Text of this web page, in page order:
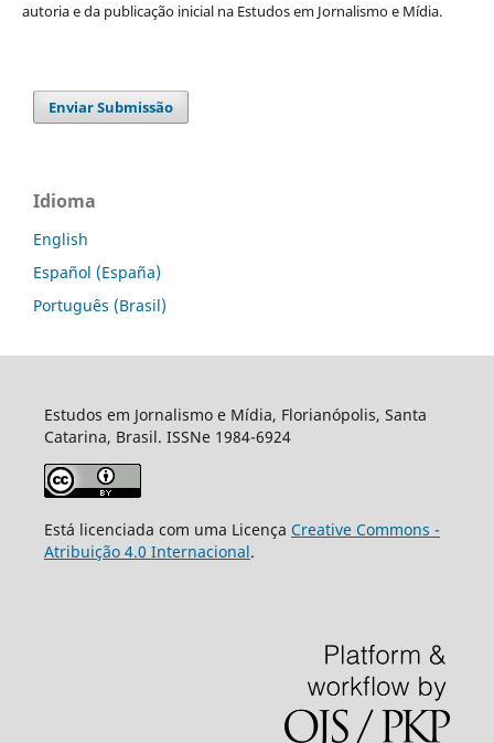
autoria e da publicação inicial na Estudos em Jornalismo e Mídia.
Enviar Submissão
Idioma
English
Español (España)
Português (Brasil)
Estudos em Jornalismo e Mídia, Florianópolis, Santa
Catarina, Brasil. ISSNe 1984-6924
Está licenciada com uma Licença Creative Commons -
Atribuição 4.0 Internacional.